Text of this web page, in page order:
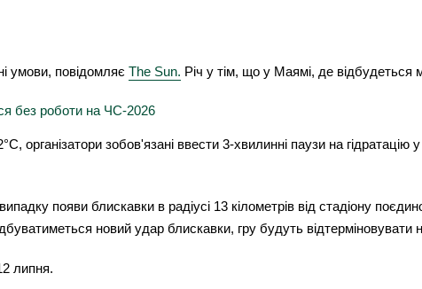
умови, повідомляє The Sun. Річ у тім, що у Маямі, де відбудеться
без роботи на ЧС-2026
зобов'язані ввести 3-хвилинні паузи на
появи блискавки в радіусі 13 кілометрів від стадіону
новий удар блискавки, гру будуть відтерміновувати
липня.